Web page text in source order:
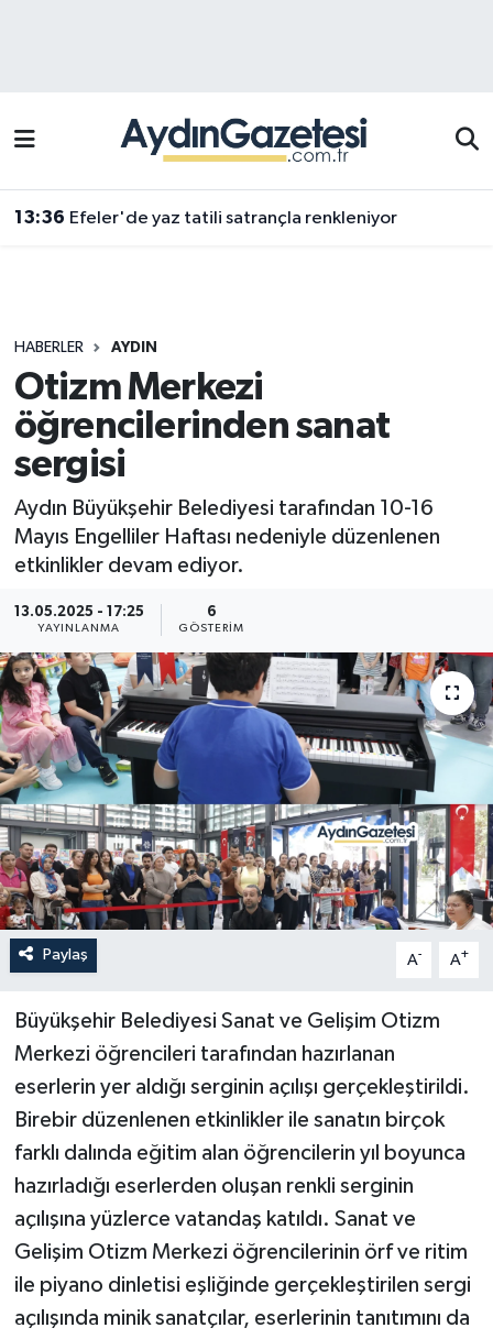
13:36 Efeler'de yaz tatili satrançla renkleniyor
HABERLER AYDIN
Otizm Merkezi
öğrencilerinden sanat
sergisi
Aydın Büyükşehir Belediyesi tarafından 10-16
Mayıs Engelliler Haftası nedeniyle düzenlenen
etkinlikler devam ediyor.
13.05.2025 - 17:25
YAYINLANMA
6
GÖSTERIM
Paylaş A- A+
Büyükşehir Belediyesi Sanat ve Gelişim Otizm
Merkezi öğrencileri tarafından hazırlanan
eserlerin yer aldığı serginin açılışı gerçekleştirildi.
Birebir düzenlenen etkinlikler ile sanatın birçok
farklı dalında eğitim alan öğrencilerin yıl boyunca
hazırladığı eserlerden oluşan renkli serginin
açılışına yüzlerce vatandaş katıldı. Sanat ve
Gelişim Otizm Merkezi öğrencilerinin örf ve ritim
ile piyano dinletisi eşliğinde gerçekleştirilen sergi
açılışında minik sanatçılar, eserlerinin tanıtımını da
Efeler Trafik Yoğunluk Haritası
Süper Lig Puan Durumu ve Fikstür